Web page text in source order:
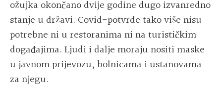
ožujka okončano dvije godine dugo izvanredno
stanje u državi. Covid-potvrde tako više nisu
potrebne ni u restoranima ni na turističkim
događajima. Ljudi i dalje moraju nositi maske
u javnom prijevozu, bolnicama i ustanovama
za njegu.